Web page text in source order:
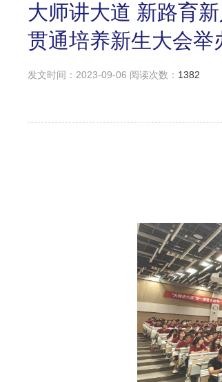
大师讲大道 新路育
贯通培养新生大会举
发文时间：2023-09-06 阅读次数： 1382